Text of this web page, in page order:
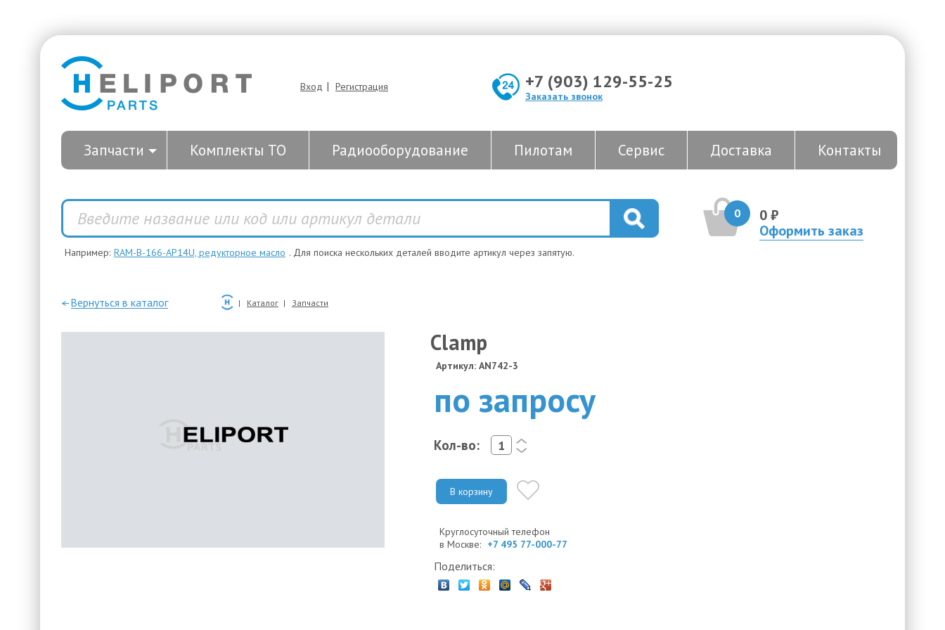
Вход | Регистрация +7 (903) 129-55-25
Заказать звонок
Запчасти Комплекты ТО Радиооборудование Пилотам Сервис Доставка Контакты
0
0 ₽
Оформить заказ
Например: RAM-B-166-AP14U, редукторное масло . Для поиска нескольких деталей вводите артикул через запятую.
—Вернуться в каталог Каталог Запчасти
Clamp
Артикул: AN742-3
по запросу
Кол-во:
<
>
В корзину
Круглосуточный телефон
в Москве: +7 495 77-000-77
Поделиться: